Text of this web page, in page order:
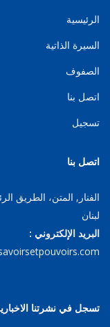
الرئيسية
السيرة الذاتية
الصفوف
اتصل بنا
تسجيل
اتصل بنا
الفنار, المتن، الطريق
لبنان
البريد الإلكتروني :
تسجل في نشرتنا